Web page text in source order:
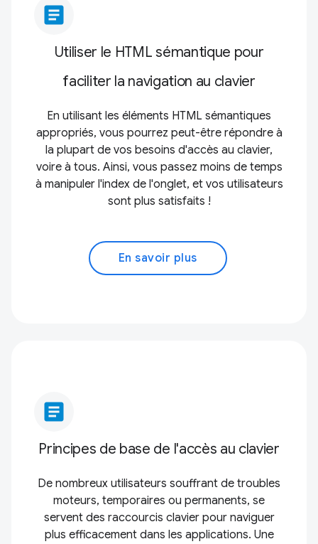
article
Utiliser le HTML sémantique pour
faciliter la navigation au clavier
En utilisant les éléments HTML sémantiques
appropriés, vous pourrez peut-être répondre à
la plupart de vos besoins d'accès au clavier,
voire à tous. Ainsi, vous passez moins de temps
à manipuler l'index de l'onglet, et vos utilisateurs
sont plus satisfaits !
En savoir plus
article
Principes de base de l'accès au clavier
De nombreux utilisateurs souffrant de troubles
moteurs, temporaires ou permanents, se
servent des raccourcis clavier pour naviguer
plus efficacement dans les applications. Une